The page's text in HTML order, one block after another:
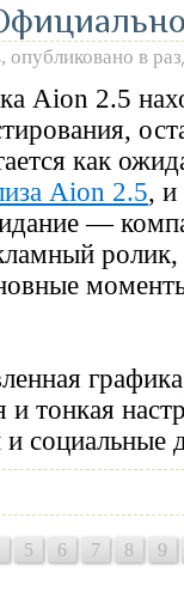
опубликовано в
Aion 2.5
как
Aion 2.5, и
—
тонкая
социальные
5 6 7 8 9